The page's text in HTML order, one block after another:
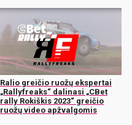
Ralio greičio ruožų ekspertai
„Rallyfreaks“ dalinasi „CBet
rally Rokiškis 2023“ greičio
ruožų video apžvalgomis